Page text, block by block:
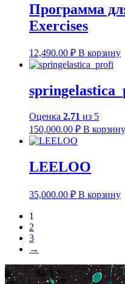
Программа
Exercises
12,490.00 ₽ В корзину
Оценка 2.71 из 5
150,000.00 ₽ В корзину
LEELOO
35,000.00 ₽ В корзину
1
2
3
→